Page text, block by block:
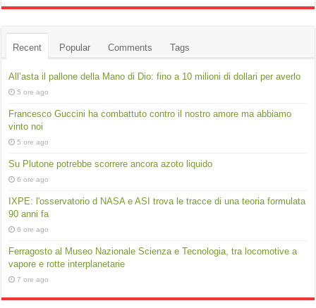
Recent Popular Comments Tags
All’asta il pallone della Mano di Dio: fino a 10 milioni di dollari per averlo
5 ore ago
Francesco Guccini ha combattuto contro il nostro amore ma abbiamo
vinto noi
5 ore ago
Su Plutone potrebbe scorrere ancora azoto liquido
6 ore ago
IXPE: l'osservatorio d NASA e ASI trova le tracce di una teoria formulata
90 anni fa
6 ore ago
Ferragosto al Museo Nazionale Scienza e Tecnologia, tra locomotive a
vapore e rotte interplanetarie
7 ore ago